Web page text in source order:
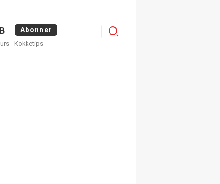
Abonner
Kokketips
Logg